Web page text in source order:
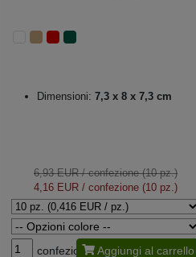
Dimensioni: 7,3 x 8 x 7,3 cm
6,93 EUR/ confezione (10 pz.)
4,16 EUR/ confezione (10 pz.)
confezione Aggiungi al carrello